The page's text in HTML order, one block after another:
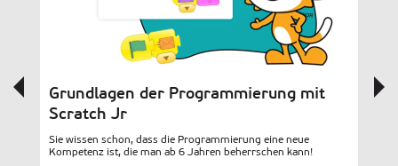
Grundlagen der Programmierung mit
Scratch Jr
Sie wissen schon, dass die Programmierung eine neue
Kompetenz ist, die man ab 6 Jahren beherrschen kann!